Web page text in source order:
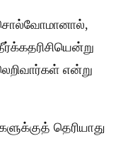
சொல்வோமானால்,
என்று
தெரியாது